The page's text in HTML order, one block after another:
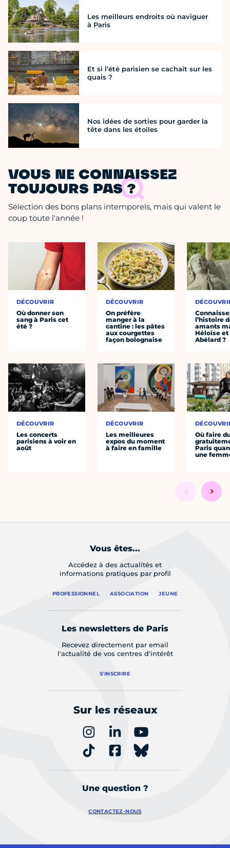
Les meilleurs endroits où naviguer
à Paris
Et si l’été parisien se cachait sur les
quais ?
Nos idées de sorties pour garder la
tête dans les étoiles
VOUS NE CONNAISSEZ
TOUJOURS PAS ?
Sélection des bons plans intemporels, mais qui valent le
coup toute l'année !
DÉCOUVRIR
Où donner son
sang à Paris cet
été ?
DÉCOUVRIR
Les concerts
parisiens à voir en
août
DÉCOUVRIR
On préfère
manger à la
cantine : les pâtes
aux courgettes
façon bolognaise
DÉCOUVRIR
Les meilleures
expos du moment
à faire en famille
l’histoire
amants
Héloïse et
Abélard ?
Où faire
Paris
une
Vous êtes...
Accédez à des actualités et
informations pratiques par profil
PROFESSIONNEL ASSOCIATION JEUNE
Les newsletters de Paris
Recevez directement par email
l'actualité de vos centres d'intérêt
S'INSCRIRE
Sur les réseaux
Une question ?
CONTACTEZ-NOUS